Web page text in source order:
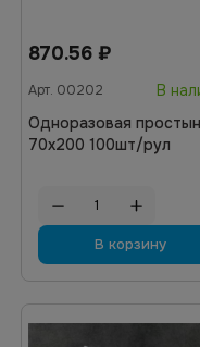
870.56 ₽
Арт. 00202
В
Одноразовая
70х200 100шт/рул
В корзину